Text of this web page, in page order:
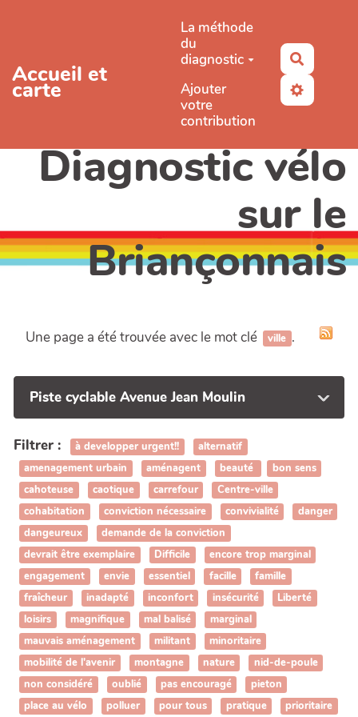
Accueil et
carte
La méthode
du
diagnostic
Ajouter
votre
contribution
Diagnostic vélo
sur le
Briançonnais
Une page a été trouvée avec le mot clé ville .
Piste cyclable Avenue Jean Moulin
Filtrer : à developper urgent!!
alternatif
amenagement urbain
aménagent beauté
bon sens
cahoteuse
caotique carrefour
Centre-ville
cohabitation
conviction nécessaire convivialité
danger
dangeureux
demande de la conviction
devrait être exemplaire
Difficile
encore trop marginal
engagement
envie essentiel facille
famille
fraîcheur
inadapté inconfort insécurité
Liberté
loisirs
magnifique mal balisé
marginal
mauvais aménagement
militant
minoritaire
mobilité de l'avenir
montagne nature
nid-de-poule
non considéré
oublié pas encouragé
pieton
place au vélo
polluer pour tous pratique prioritaire